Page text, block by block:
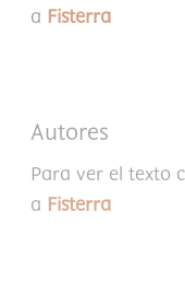
a Fisterra
Autores
Para ver el texto
a Fisterra